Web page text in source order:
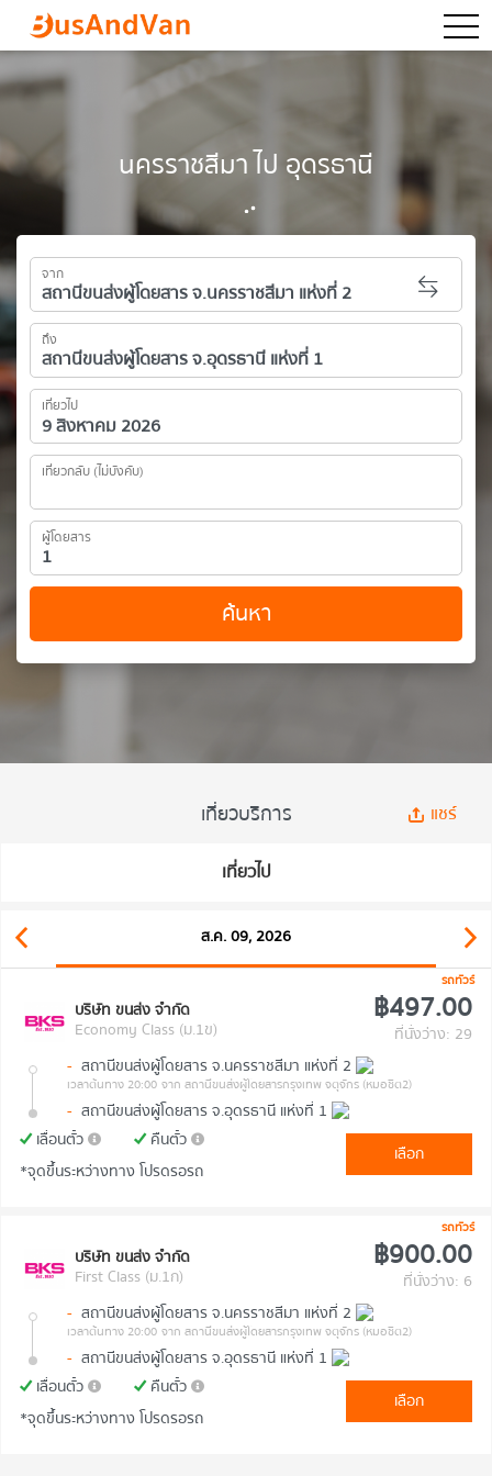
นครราชสีมา ไป อุดรธานี
จาก
ถึง
เที่ยวไป
เที่ยวกลับ (ไม่บังคับ)
ผู้โดยสาร
ค้นหา
เที่ยวบริการ แชร์
เที่ยวไป
ส.ค. 09, 2026
รถทัวร์
บริษัท ขนส่ง จำกัด
Economy Class (ม.1ข)
฿497.00
ที่นั่งว่าง: 29
- สถานีขนส่งผู้โดยสาร จ.นครราชสีมา แห่งที่ 2
เวลาต้นทาง 20:00 จาก สถานีขนส่งผู้โดยสารกรุงเทพ จตุจักร (หมอชิต2)
- สถานีขนส่งผู้โดยสาร จ.อุดรธานี แห่งที่ 1
เลื่อนตั๋ว
คืนตั๋ว
*จุดขึ้นระหว่างทาง โปรดรอรถ
เลือก
รถทัวร์
บริษัท ขนส่ง จำกัด
First Class (ม.1ก)
฿900.00
ที่นั่งว่าง: 6
- สถานีขนส่งผู้โดยสาร จ.นครราชสีมา แห่งที่ 2
เวลาต้นทาง 20:00 จาก สถานีขนส่งผู้โดยสารกรุงเทพ จตุจักร (หมอชิต2)
- สถานีขนส่งผู้โดยสาร จ.อุดรธานี แห่งที่ 1
เลื่อนตั๋ว
คืนตั๋ว
*จุดขึ้นระหว่างทาง โปรดรอรถ
เลือก